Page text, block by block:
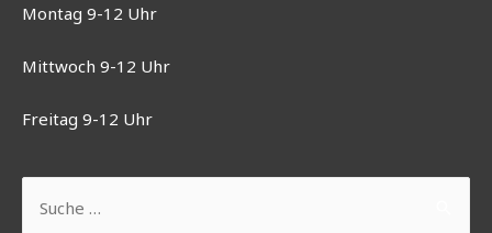
Montag 9-12 Uhr
Mittwoch 9-12 Uhr
Freitag 9-12 Uhr
nach: